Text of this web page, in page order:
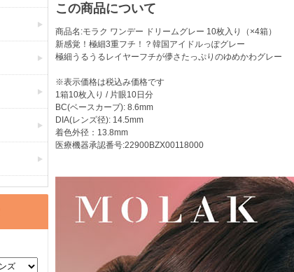
この商品について
商品名:モラク ワンデー ドリームグレー 10枚入り（×4箱）
新感覚！極細3重フチ！？韓国アイドルっぽグレー
極細うるうるレイヤーフチが儚さたっぷりのゆめかわグレー
※表示価格は税込み価格です
1箱10枚入り / 片眼10日分
BC(ベースカーブ): 8.6mm
DIA(レンズ径): 14.5mm
着色外径：13.8mm
医療機器承認番号:22900BZX00118000